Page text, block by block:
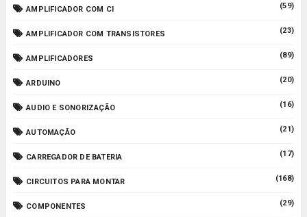
AMPLIFICADOR COM CI (59)
AMPLIFICADOR COM TRANSISTORES (23)
AMPLIFICADORES (89)
ARDUINO (20)
AUDIO E SONORIZAÇÃO (16)
AUTOMAÇÃO (21)
CARREGADOR DE BATERIA (17)
CIRCUITOS PARA MONTAR (168)
COMPONENTES (29)